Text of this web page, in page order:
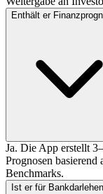
Enthält er
Ja. Die App erstellt
Prognosen
Benchmarks.
Ist er für